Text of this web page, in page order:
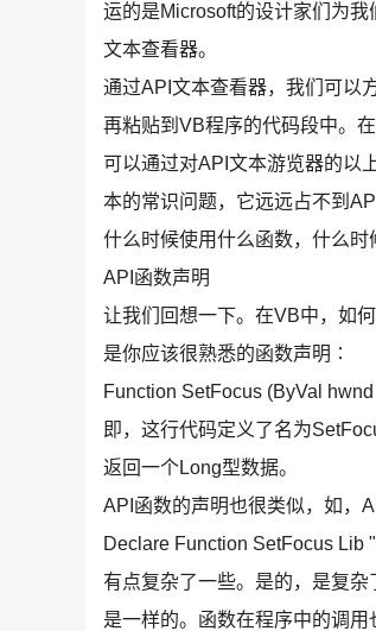
运的是Microsoft的设计家们为
文本查看器。
通过API文本查看器，我们可以
再粘贴到VB程序的代码段中。
可以通过对API文本游览器的以
本的常识问题，它远远占不到
什么时候使用什么函数，什么
API函数声明
让我们回想一下。在VB中，如
是你应该很熟悉的函数声明∶
Function SetFocus (ByVal
即，这行代码定义了名为
返回一个Long型数据。
API函数的声明也很类似，如，
Declare Function SetFocus Lib
有点复杂了一些。是的，是复
是一样的。函数在程序中的调用